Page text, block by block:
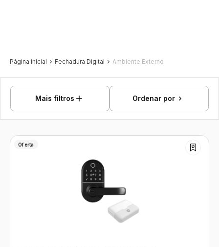
Página inicial Fechadura Digital Ambiente Externo
Mais filtros Ordenar por
Oferta